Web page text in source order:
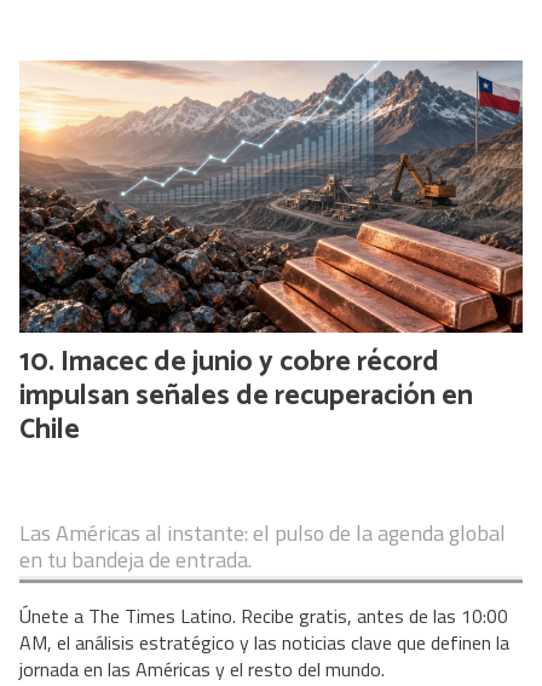
Imacec de junio y cobre récord
impulsan señales de recuperación en
Chile
Las Américas al instante: el pulso de la agenda global
en tu bandeja de entrada.
Únete a The Times Latino. Recibe gratis, antes de las 10:00
AM, el análisis estratégico y las noticias clave que definen la
jornada en las Américas y el resto del mundo.